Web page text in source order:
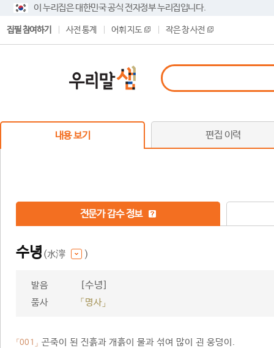
이 누리집은 대한민국 공식 전자정부 누리집입니다.
집필 참여하기 사전 통계 어휘 지도 작은 창 사전
내용 보기 편집 이력
전문가 감수 정보
수녕 (水濘 )
발음 [수녕]
품사 「명사」
「001」 곤죽이 된 진흙과 개흙이 물과 섞여 많이 괸 웅덩이.